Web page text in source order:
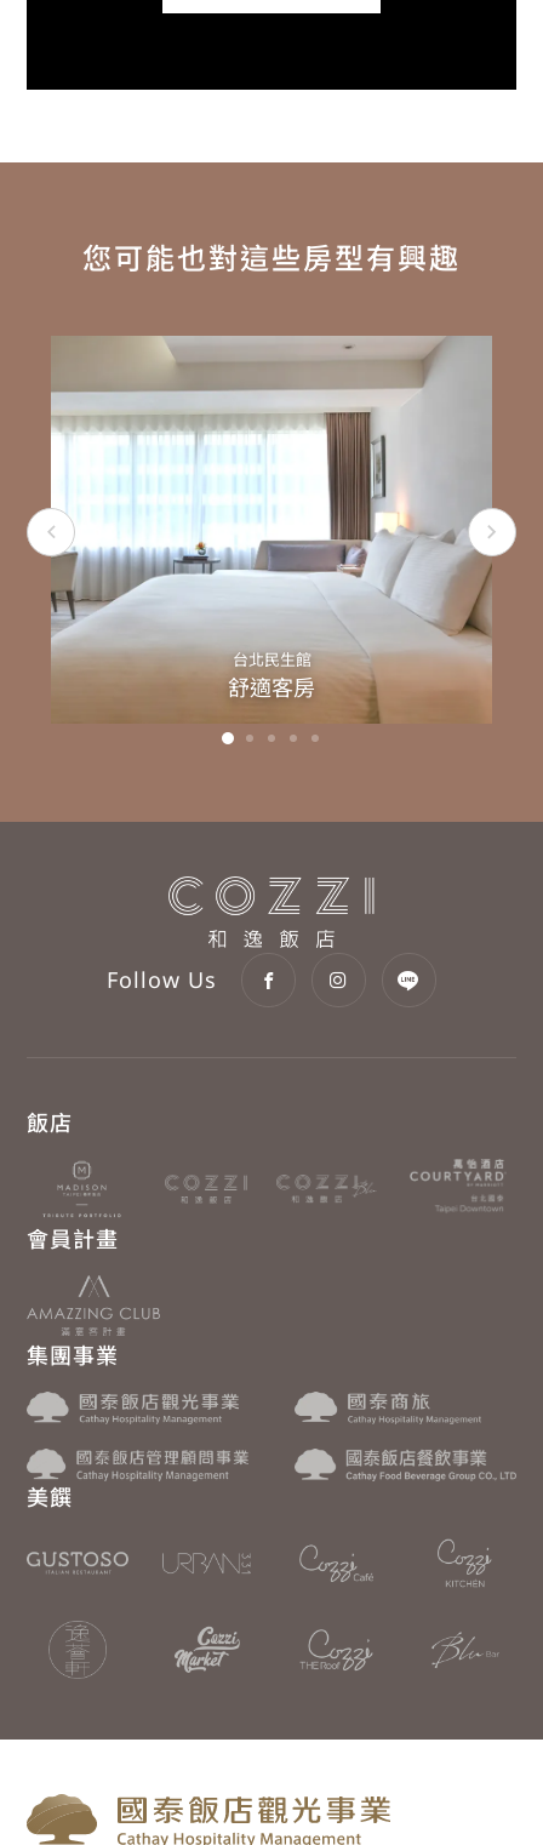
您可能也對這些房型有興趣
台北民生館
舒適客房
Follow Us
飯店
會員計畫
集團事業
美饌